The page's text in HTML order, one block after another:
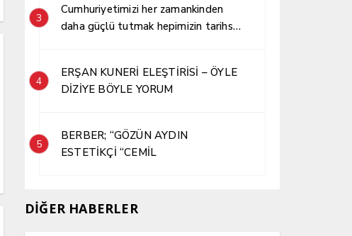
3
Cumhuriyetimizi her zamankinden
daha güçlü tutmak hepimizin tarihsel
4
ERŞAN KUNERİ ELEŞTİRİSİ – ÖYLE
DİZİYE BÖYLE YORUM
5
BERBER; “GÖZÜN AYDIN
ESTETİKÇİ “CEMİL
DİĞER HABERLER